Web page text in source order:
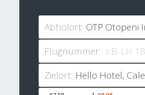
Abholort:
Flugnummer:
Zielort: